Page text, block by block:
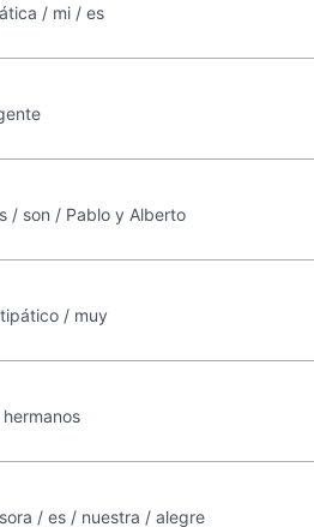
/ mi / es
son / Pablo y Alberto
/ muy
/ es / nuestra / alegre